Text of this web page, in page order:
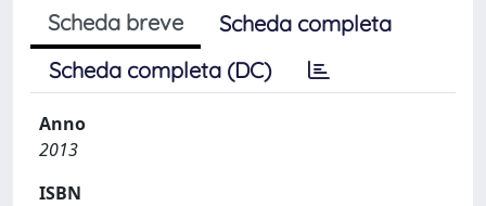
Scheda breve
Scheda completa
Scheda completa (DC)
Anno
2013
ISBN